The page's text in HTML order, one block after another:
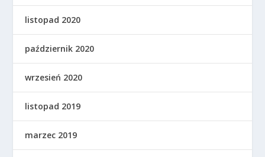
listopad 2020
październik 2020
wrzesień 2020
listopad 2019
marzec 2019